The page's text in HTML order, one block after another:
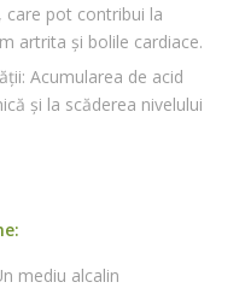
care pot contribui la
artrita și bolile cardiace.
Acumularea de acid
și la scăderea nivelului
mediu alcalin